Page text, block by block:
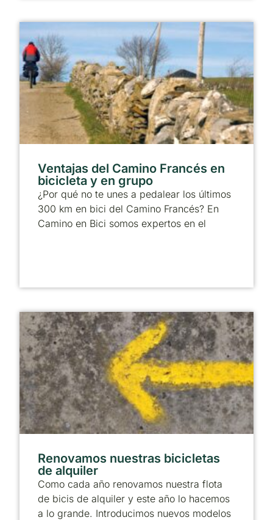
Ventajas del Camino Francés en
bicicleta y en grupo
¿Por qué no te unes a pedalear los últimos
300 km en bici del Camino Francés? En
Camino en Bici somos expertos en el
Renovamos nuestras bicicletas
de alquiler
Como cada año renovamos nuestra flota
de bicis de alquiler y este año lo hacemos
a lo grande. Introducimos nuevos modelos